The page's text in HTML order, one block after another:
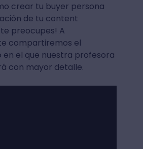
crear tu buyer persona
de tu content
preocupes! A
compartiremos el
en el que nuestra profesora
con mayor detalle.